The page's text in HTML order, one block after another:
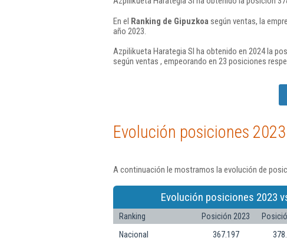
En el Ranking de Gipuzkoa según ventas, la
año 2023.
Azpilikueta Harategia Sl ha obtenido en 2024 la
según ventas , empeorando en 23 posiciones
Evolución posiciones
A continuación le mostramos la evolución de
Evolución posiciones 2023
Ranking Posición 2023
Nacional
367.197